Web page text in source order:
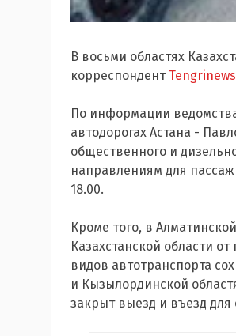
В восьми областях
корреспондент
По информации
автодорогах Астана -
общественного и
направлениям для
18.00.
Кроме того, в
Казахстанской области
видов автотранспорта
и Кызылординской
закрыт выезд и въезд для